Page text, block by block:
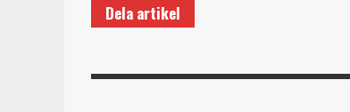
Dela artikel